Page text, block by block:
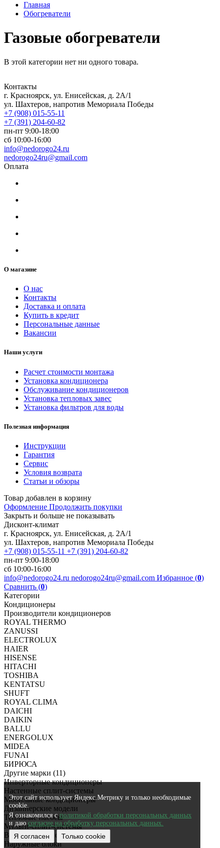
Этот сайт использует Яндекс.Метрику и только необходимые
cookie.
Я ознакомился сполитикой обработки персональных данных
и даюсогласие на обработку персональных данных.
Я согласен Только cookie
Главная
Обогреватели
Газовые обогреватели
В этой категории нет ни одного товара.
Контакты
г. Красноярск, ул. Енисейская, д. 2А/1
ул. Шахтеров, напротив Мемориала Победы
+7 (908) 015-55-11
+7 (391) 204-60-82
пн-пт 9:00-18:00
сб 10:00-16:00
info@nedorogo24.ru
nedorogo24ru@gmail.com
Оплата
О магазине
О нас
Контакты
Доставка и оплата
Купить в кредит
Персональные данные
Вакансии
Наши услуги
Расчет стоимости монтажа
Установка кондиционера
Обслуживание кондиционеров
Установка тепловых завес
Установка фильтров для воды
Полезная информация
Инструкции
Гарантия
Сервис
Условия возврата
Статьи и обзоры
Товар добавлен в корзину
Оформление Продолжить покупки
Закрыть и больше не показывать
Дисконт-климат
г. Красноярск, ул. Енисейская, д. 2А/1
ул. Шахтеров, напротив Мемориала Победы
+7 (908) 015-55-11 +7 (391) 204-60-82
пн-пт 9:00-18:00
сб 10:00-16:00
info@nedorogo24.ru nedorogo24ru@gmail.com Избранное (0)
Сравнить (0)
Категории
Кондиционеры
Производители кондиционеров
ROYAL THERMO
ZANUSSI
ELECTROLUX
HAIER
HISENSE
HITACHI
TOSHIBA
KENTATSU
SHUFT
ROYAL CLIMA
DAICHI
DAIKIN
BALLU
ENERGOLUX
MIDEA
FUNAI
БИРЮСА
Другие марки (11)
Инверторные кондиционеры
Настенные сплит-системы
Мобильные кондиционеры
Дизайнерские модели
Тепловые насосы
Мульти-сплит-системы
Внутренние блоки
Наружные блоки